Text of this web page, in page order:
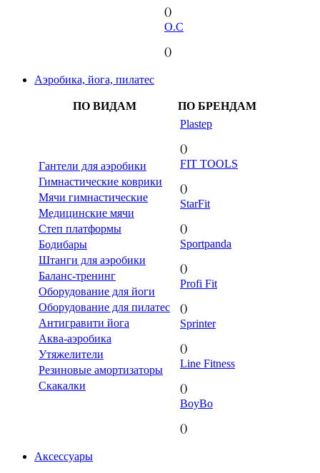
()
O.C
()
Аэробика, йога, пилатес
ПО ВИДАМ ПО БРЕНДАМ
Гантели для аэробики
Гимнастические коврики
Мячи гимнастические
Медицинские мячи
Степ платформы
Бодибары
Штанги для аэробики
Баланс-тренинг
Оборудование для йоги
Оборудование для пилатес
Антигравити йога
Аква-аэробика
Утяжелители
Резиновые амортизаторы
Скакалки
Plastep
()
FIT TOOLS
()
StarFit
()
Sportpanda
()
Profi Fit
()
Sprinter
()
Line Fitness
()
BoyBo
()
Аксессуары